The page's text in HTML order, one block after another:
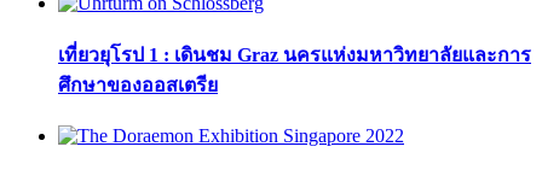
เที่ยวยุโรป 1 : เดินชม Graz นครแห่งมหาวิทยาลัยและการ
ศึกษาของออสเตรีย